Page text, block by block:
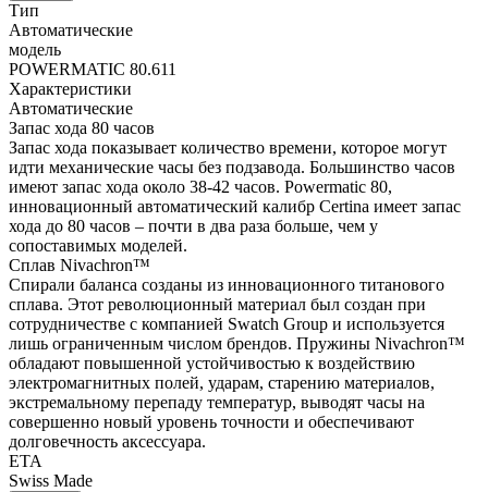
Тип
Автоматические
модель
POWERMATIC 80.611
Характеристики
Автоматические
Запас хода 80 часов
Запас хода показывает количество времени, которое могут
идти механические часы без подзавода. Большинство часов
имеют запас хода около 38-42 часов. Powermatic 80,
инновационный автоматический калибр Certina имеет запас
хода до 80 часов – почти в два раза больше, чем у
сопоставимых моделей.
Сплав Nivachron™
Спирали баланса созданы из инновационного титанового
сплава. Этот революционный материал был создан при
сотрудничестве с компанией Swatch Group и используется
лишь ограниченным числом брендов. Пружины Nivachron™
обладают повышенной устойчивостью к воздействию
электромагнитных полей, ударам, старению материалов,
экстремальному перепаду температур, выводят часы на
совершенно новый уровень точности и обеспечивают
долговечность аксессуара.
ETA
Swiss Made